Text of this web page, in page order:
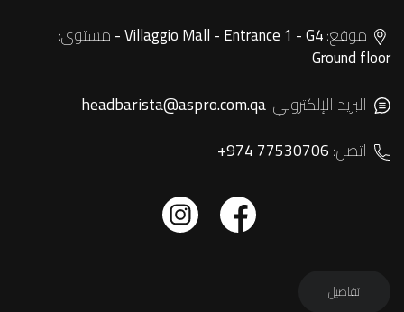
موقع:Villaggio Mall - Entrance 1 - G4 - مستوى:
Ground floor
البريد الإلكتروني:headbarista@aspro.com.qa
اتصل:+974 77530706
تفاصيل